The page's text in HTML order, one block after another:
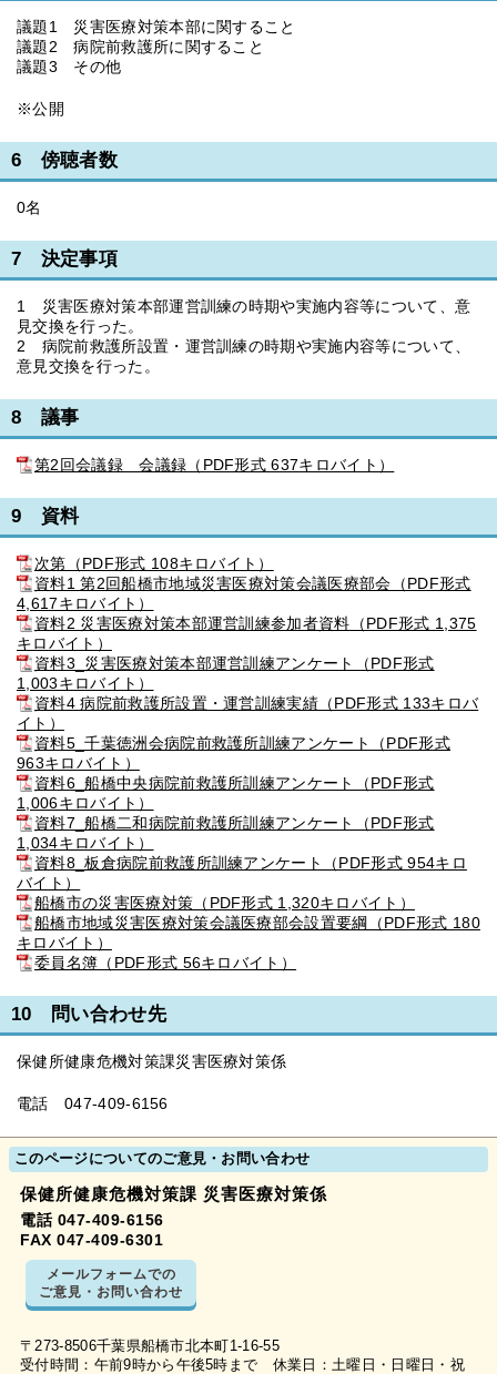
議題1 災害医療対策本部に関すること
議題2 病院前救護所に関すること
議題3 その他
※公開
6 傍聴者数
0名
7 決定事項
1 災害医療対策本部運営訓練の時期や実施内容等について、意
見交換を行った。
2 病院前救護所設置・運営訓練の時期や実施内容等について、
意見交換を行った。
8 議事
第2回会議録 会議録（PDF形式 637キロバイト）
9 資料
次第（PDF形式 108キロバイト）
資料1 第2回船橋市地域災害医療対策会議医療部会（PDF形式
4,617キロバイト）
資料2 災害医療対策本部運営訓練参加者資料（PDF形式 1,375
キロバイト）
資料3_災害医療対策本部運営訓練アンケート（PDF形式
1,003キロバイト）
資料4 病院前救護所設置・運営訓練実績（PDF形式 133キロバ
イト）
資料5_千葉徳洲会病院前救護所訓練アンケート（PDF形式
963キロバイト）
資料6_船橋中央病院前救護所訓練アンケート（PDF形式
1,006キロバイト）
資料7_船橋二和病院前救護所訓練アンケート（PDF形式
1,034キロバイト）
資料8_板倉病院前救護所訓練アンケート（PDF形式 954キロ
バイト）
船橋市の災害医療対策（PDF形式 1,320キロバイト）
船橋市地域災害医療対策会議医療部会設置要綱（PDF形式 180
キロバイト）
委員名簿（PDF形式 56キロバイト）
10 問い合わせ先
保健所健康危機対策課災害医療対策係
電話 047-409-6156
このページについてのご意見・お問い合わせ
保健所健康危機対策課 災害医療対策係
電話 047-409-6156
FAX 047-409-6301
メールフォームでの
ご意見・お問い合わせ
〒273-8506千葉県船橋市北本町1-16-55
受付時間：午前9時から午後5時まで 休業日：土曜日・日曜日・祝